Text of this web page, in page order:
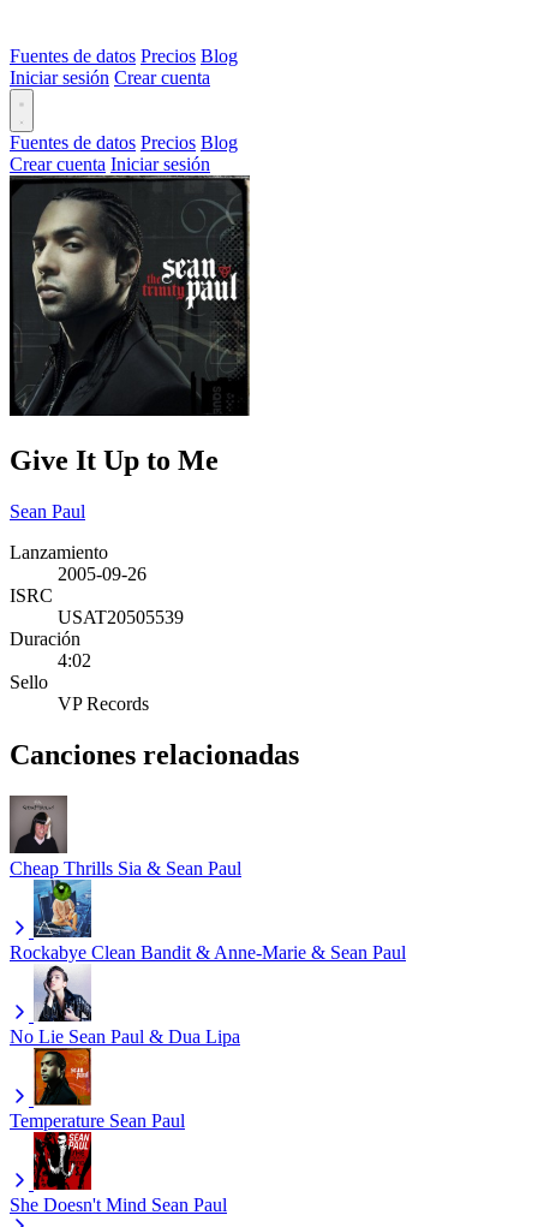
Fuentes de datos Precios Blog
Iniciar sesión Crear cuenta
Fuentes de datos Precios Blog
Crear cuenta Iniciar sesión
Give It Up to Me
Sean Paul
Lanzamiento
2005-09-26
ISRC
USAT20505539
Duración
4:02
Sello
VP Records
Canciones relacionadas
Cheap Thrills Sia & Sean Paul
Rockabye Clean Bandit & Anne-Marie & Sean Paul
No Lie Sean Paul & Dua Lipa
Temperature Sean Paul
She Doesn't Mind Sean Paul